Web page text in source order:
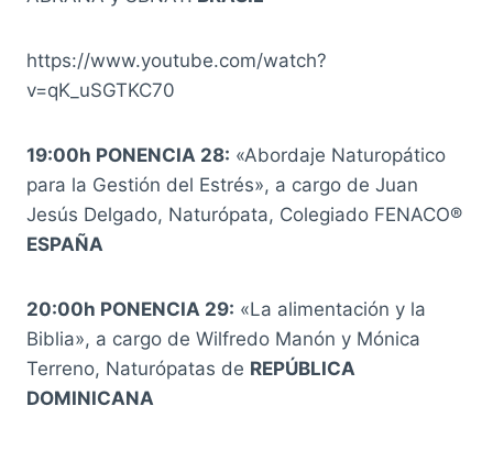
https://www.youtube.com/watch?
v=qK_uSGTKC70
19:00h PONENCIA 28: «Abordaje Naturopático
para la Gestión del Estrés», a cargo de Juan
Jesús Delgado, Naturópata, Colegiado FENACO®
ESPAÑA
20:00h PONENCIA 29: «La alimentación y la
Biblia», a cargo de Wilfredo Manón y Mónica
Terreno, Naturópatas de REPÚBLICA
DOMINICANA